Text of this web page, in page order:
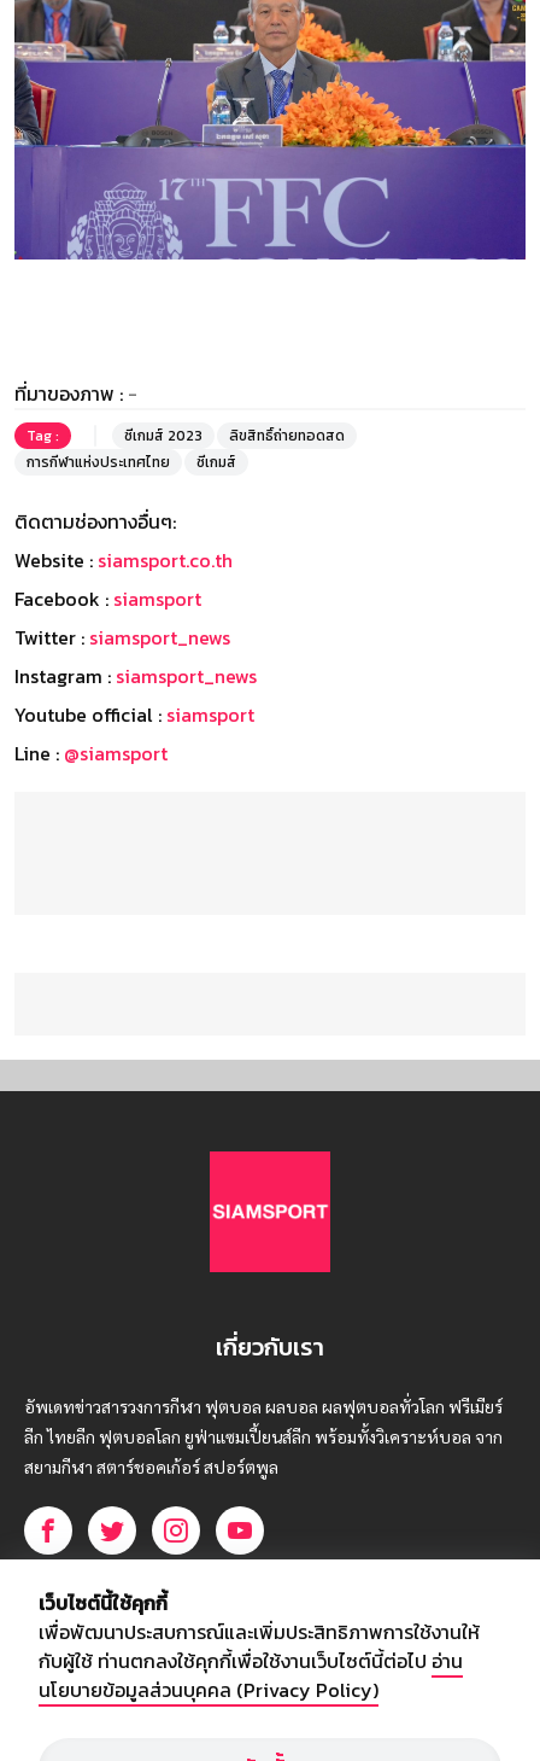
ที่มาของภาพ : -
Tag : ซีเกมส์ 2023
ลิขสิทธิ์ถ่ายทอดสด
การกีฬาแห่งประเทศไทย
ซีเกมส์
ติดตามช่องทางอื่นๆ:
Website : siamsport.co.th
Facebook : siamsport
Twitter : siamsport_news
Instagram : siamsport_news
Youtube official : siamsport
Line : @siamsport
เกี่ยวกับเรา
อัพเดทข่าวสารวงการกีฬา ฟุตบอล ผลบอล ผลฟุตบอลทั่วโลก ฟรีเมียร์
ลีก ไทยลีก ฟุตบอลโลก ยูฟ่าแซมเปี้ยนส์ลีก พร้อมทั้งวิเคราะห์บอล จาก
สยามกีฬา สตาร์ชอคเก้อร์ สปอร์ตพูล
บริษัท สยามสปอร์ต ซินติเคท จำกัด (มหาชน)
เลขที่ 66/26 - 29 ซอยรามอินทรา 40
ถนนรามอินทรา แขวงนวลจันทร์
เขตบึงกุ่ม กรุงเทพฯ 10230
เว็บไซต์นี้ใช้คุกกี้
เพื่อพัฒนาประสบการณ์และเพิ่มประสิทธิภาพการใช้งานให้
กับผู้ใช้ ท่านตกลงใช้คุกกี้เพื่อใช้งานเว็บไซต์นี้ต่อไป อ่าน
นโยบายข้อมูลส่วนบุคคล (Privacy Policy)